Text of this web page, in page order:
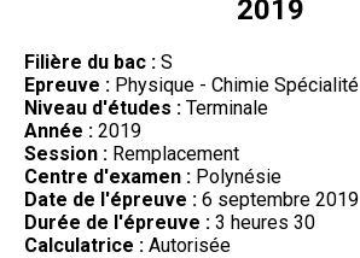
2019
Filière du bac : S
Epreuve : Physique - Chimie Spécialité
Niveau d'études : Terminale
Année : 2019
Session : Remplacement
Centre d'examen : Polynésie
Date de l'épreuve : 6 septembre 2019
Durée de l'épreuve : 3 heures 30
Calculatrice : Autorisée